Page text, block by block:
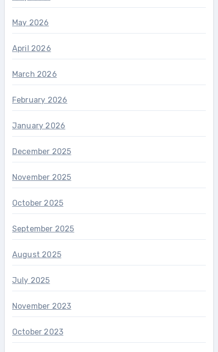
May 2026
April 2026
March 2026
February 2026
January 2026
December 2025
November 2025
October 2025
September 2025
August 2025
July 2025
November 2023
October 2023